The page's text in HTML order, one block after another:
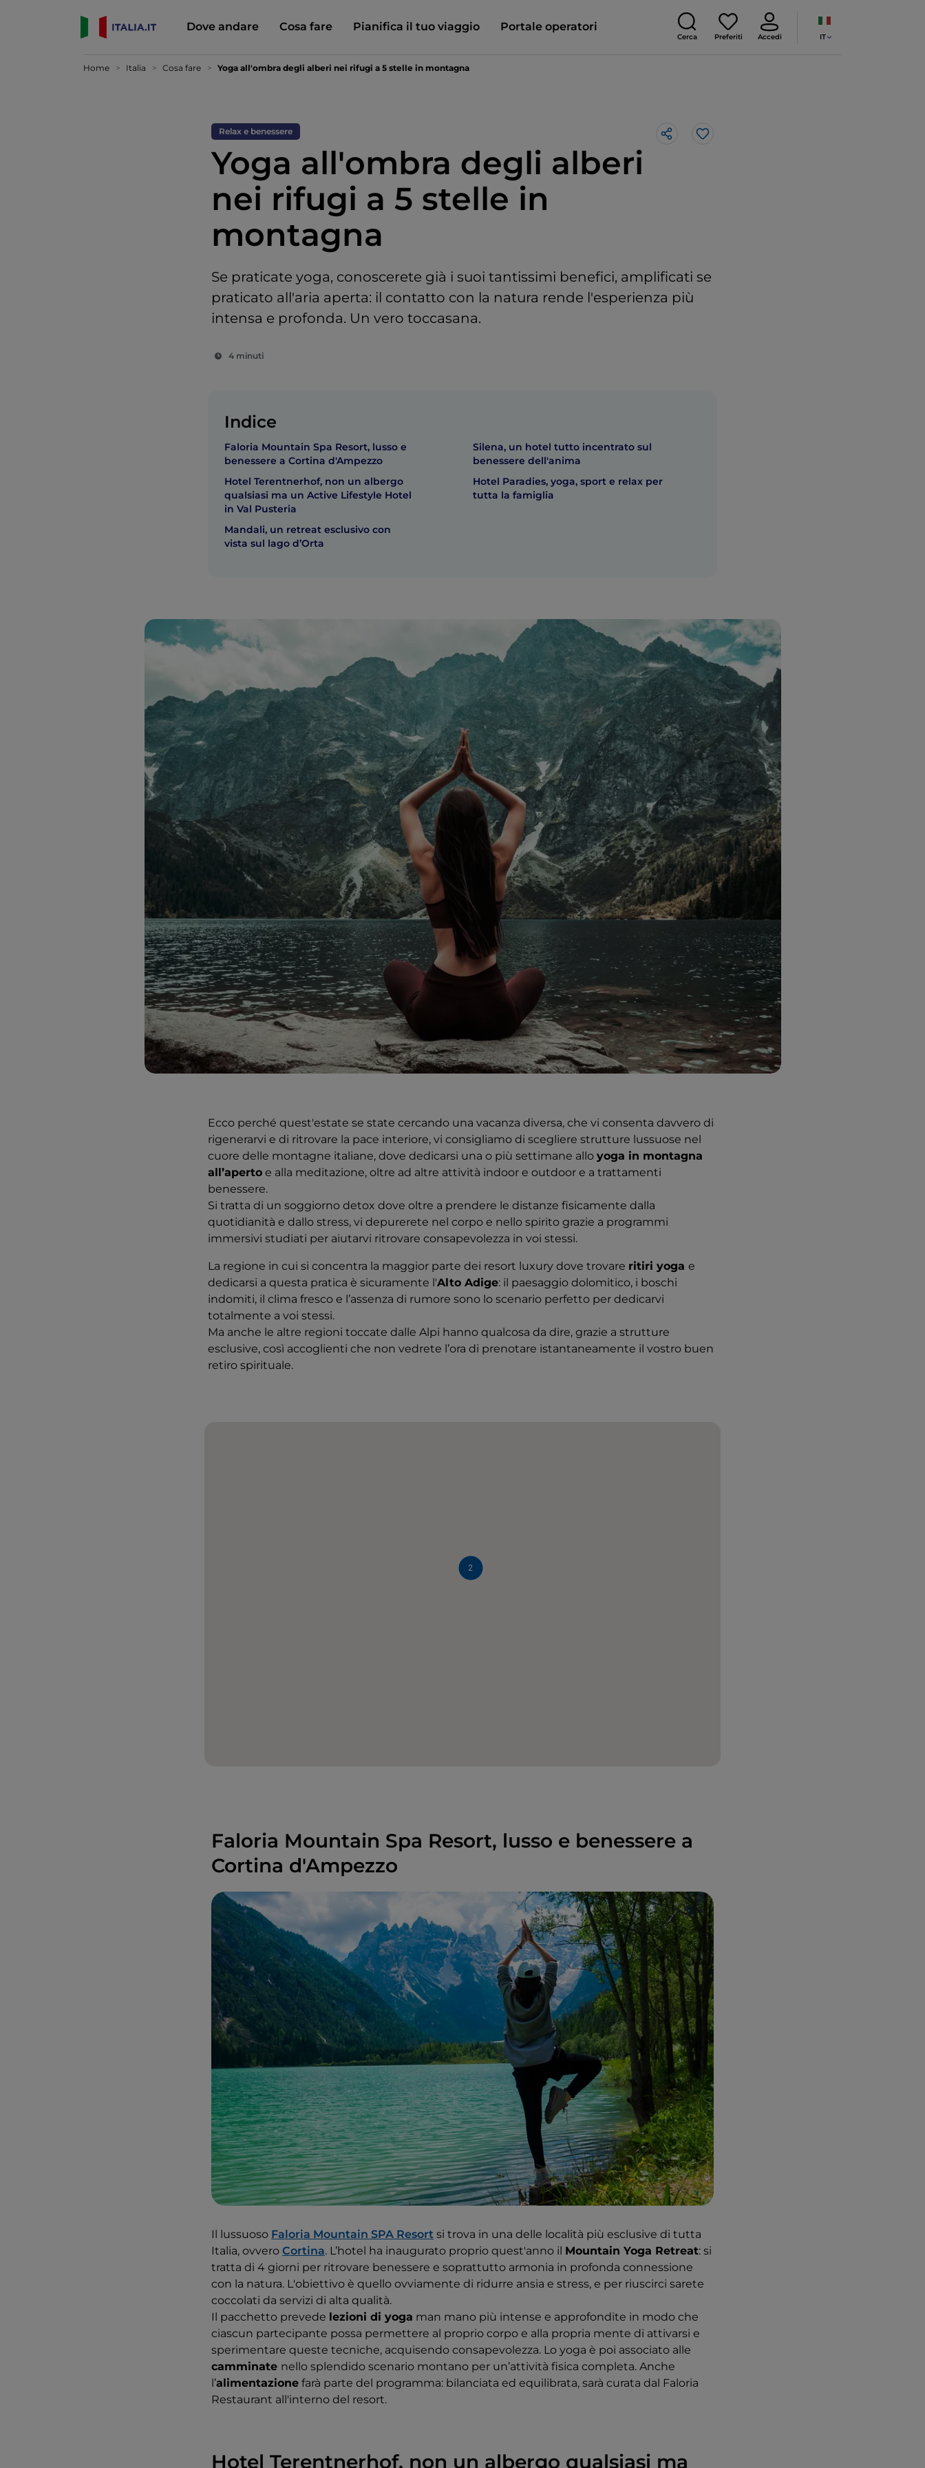
Dove andare Cosa fare Pianifica il tuo viaggio Portale operatori
Cerca Preferiti Accedi IT
Home Italia Cosa fare Yoga all'ombra degli alberi nei rifugi a 5 stelle in montagna
Relax e benessere
Yoga all'ombra degli alberi
nei rifugi a 5 stelle in
montagna
Se praticate yoga, conoscerete già i suoi tantissimi benefici, amplificati se
praticato all'aria aperta: il contatto con la natura rende l'esperienza più
intensa e profonda. Un vero toccasana.
4 minuti
Like
Indice
Faloria Mountain Spa Resort, lusso e
benessere a Cortina d'Ampezzo
Hotel Terentnerhof, non un albergo
qualsiasi ma un Active Lifestyle Hotel
in Val Pusteria
Mandali, un retreat esclusivo con
vista sul lago d’Orta
Silena, un hotel tutto incentrato sul
benessere dell'anima
Hotel Paradies, yoga, sport e relax per
tutta la famiglia
Ecco perché quest'estate se state cercando una vacanza diversa, che vi consenta davvero di
rigenerarvi e di ritrovare la pace interiore, vi consigliamo di scegliere strutture lussuose nel
cuore delle montagne italiane, dove dedicarsi una o più settimane allo yoga in montagna
all’aperto e alla meditazione, oltre ad altre attività indoor e outdoor e a trattamenti
benessere.
Si tratta di un soggiorno detox dove oltre a prendere le distanze fisicamente dalla
quotidianità e dallo stress, vi depurerete nel corpo e nello spirito grazie a programmi
immersivi studiati per aiutarvi ritrovare consapevolezza in voi stessi.
La regione in cui si concentra la maggior parte dei resort luxury dove trovare ritiri yoga e
dedicarsi a questa pratica è sicuramente l'Alto Adige: il paesaggio dolomitico, i boschi
indomiti, il clima fresco e l’assenza di rumore sono lo scenario perfetto per dedicarvi
totalmente a voi stessi.
Ma anche le altre regioni toccate dalle Alpi hanno qualcosa da dire, grazie a strutture
esclusive, così accoglienti che non vedrete l’ora di prenotare istantaneamente il vostro buen
retiro spirituale.
2
Faloria Mountain Spa Resort, lusso e benessere a
Cortina d'Ampezzo
Il lussuoso Faloria Mountain SPA Resort si trova in una delle località più esclusive di tutta
Italia, ovvero Cortina. L’hotel ha inaugurato proprio quest'anno il Mountain Yoga Retreat: si
tratta di 4 giorni per ritrovare benessere e soprattutto armonia in profonda connessione
con la natura. L'obiettivo è quello ovviamente di ridurre ansia e stress, e per riuscirci sarete
coccolati da servizi di alta qualità.
Il pacchetto prevede lezioni di yoga man mano più intense e approfondite in modo che
ciascun partecipante possa permettere al proprio corpo e alla propria mente di attivarsi e
sperimentare queste tecniche, acquisendo consapevolezza. Lo yoga è poi associato alle
camminate nello splendido scenario montano per un’attività fisica completa. Anche
l’alimentazione farà parte del programma: bilanciata ed equilibrata, sarà curata dal Faloria
Restaurant all'interno del resort.
Hotel Terentnerhof, non un albergo qualsiasi ma